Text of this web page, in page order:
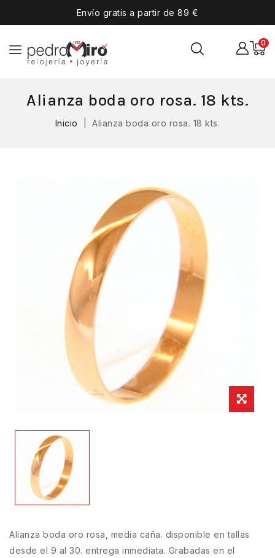
Envío gratis a partir de 89 €
0
Alianza boda oro rosa. 18 kts.
Inicio Alianza boda oro rosa. 18 kts.
Alianza boda oro rosa, media caña. disponible en tallas
desde el 9 al 30. entrega inmediata. Grabadas en el